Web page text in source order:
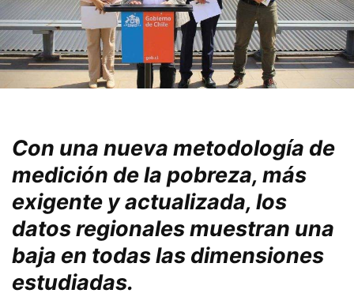
Con una nueva metodología de
medición de la pobreza, más
exigente y actualizada, los
datos regionales muestran una
baja en todas las dimensiones
estudiadas.